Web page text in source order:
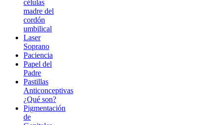
células
madre del
cordón
umbilical
Laser
Soprano
Paciencia
Papel del
Padre
Pastillas
Anticonceptivas
¿Qué son?
Pigmentación
de